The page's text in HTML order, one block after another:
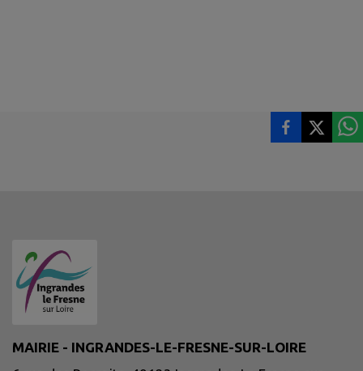
MAIRIE - INGRANDES-LE-FRESNE-SUR-LOIRE